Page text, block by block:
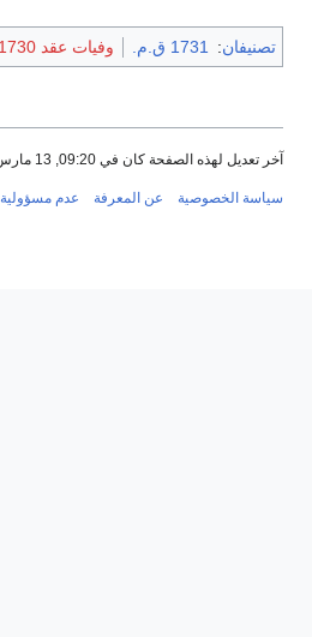
تصنيفان: 1731 ق.م. وفيات عقد 1730 ق.م.
آخر تعديل لهذه الصفحة كان في 09:20, 13 مارس 2010.
سياسة الخصوصية عن المعرفة عدم مسؤولية